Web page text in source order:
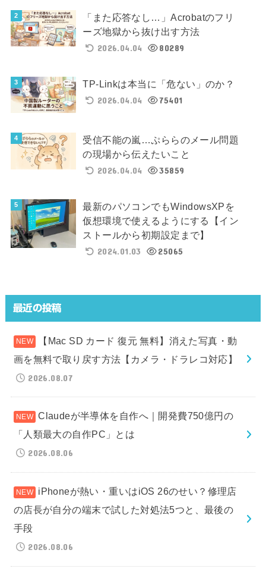
「また応答なし…」Acrobatのフリ
ーズ地獄から抜け出す方法
2026.04.04
80289
TP-Linkは本当に「危ない」のか？
2026.04.04
75401
受信不能の嵐…ぷららのメール問題
の現場から伝えたいこと
2026.04.04
35859
最新のパソコンでもWindowsXPを
仮想環境で使えるようにする【イン
ストールから初期設定まで】
2024.01.03
25065
最近の投稿
【Mac SD カード 復元 無料】消えた写真・動
画を無料で取り戻す方法【カメラ・ドラレコ対応】
2026.08.07
Claudeが半導体を自作へ｜開発費750億円の
「人類最大の自作PC」とは
2026.08.06
iPhoneが熱い・重いはiOS 26のせい？修理店
の店長が自分の端末で試した対処法5つと、最後の
手段
2026.08.06